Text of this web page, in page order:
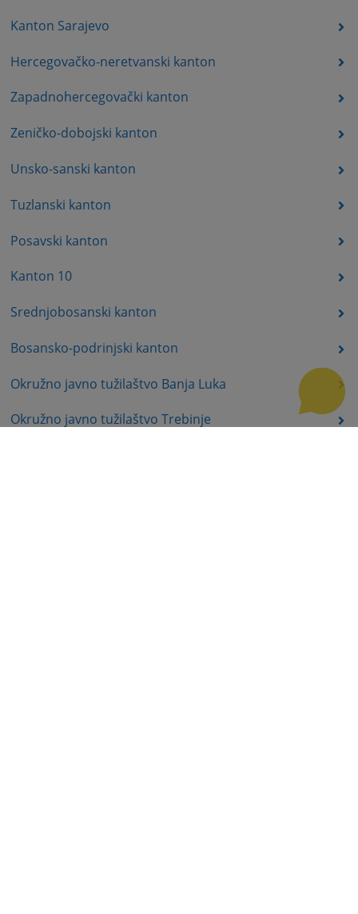
Kanton Sarajevo
Hercegovačko-neretvanski kanton
Zapadnohercegovački kanton
Zeničko-dobojski kanton
Unsko-sanski kanton
Tuzlanski kanton
Posavski kanton
Kanton 10
Srednjobosanski kanton
Bosansko-podrinjski kanton
Okružno javno tužilaštvo Banja Luka
Okružno javno tužilaštvo Trebinje